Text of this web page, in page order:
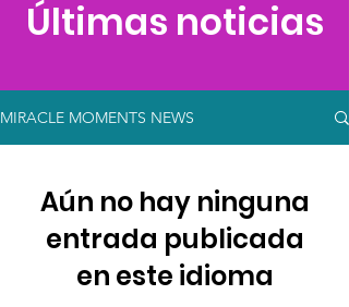
Últimas noticias
MIRACLE MOMENTS NEWS
Aún no hay ninguna
entrada publicada
en este idioma